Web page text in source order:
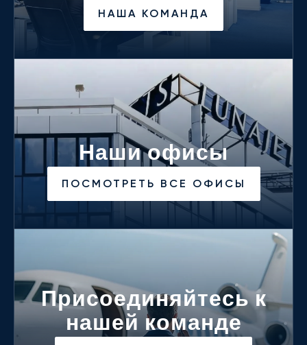
НАША КОМАНДА
Наши офисы
ПОСМОТРЕТЬ ВСЕ ОФИСЫ
Присоединяйтесь к
нашей команде